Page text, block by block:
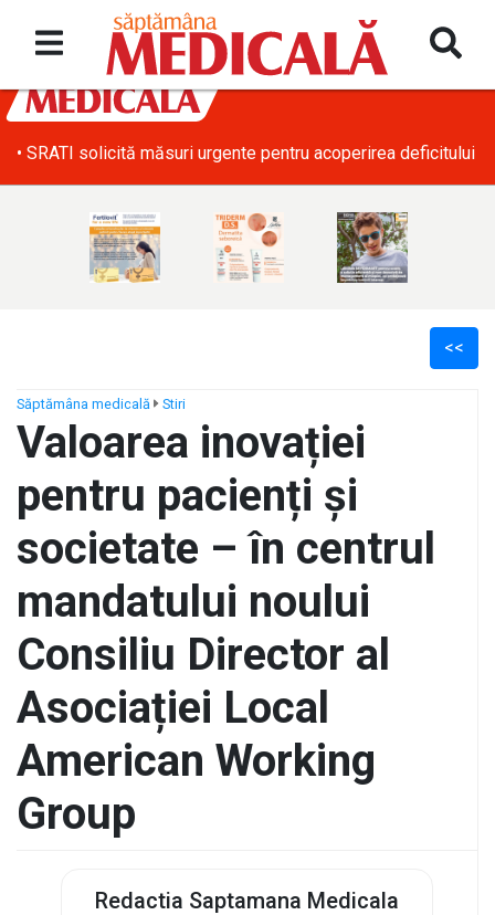
• SRATI solicită măsuri urgente pentru acoperirea deficitului
<<
Săptămâna medicală Stiri
Valoarea inovației
pentru pacienți și
societate – în centrul
mandatului noului
Consiliu Director al
Asociației Local
American Working
Group
Redactia Saptamana Medicala